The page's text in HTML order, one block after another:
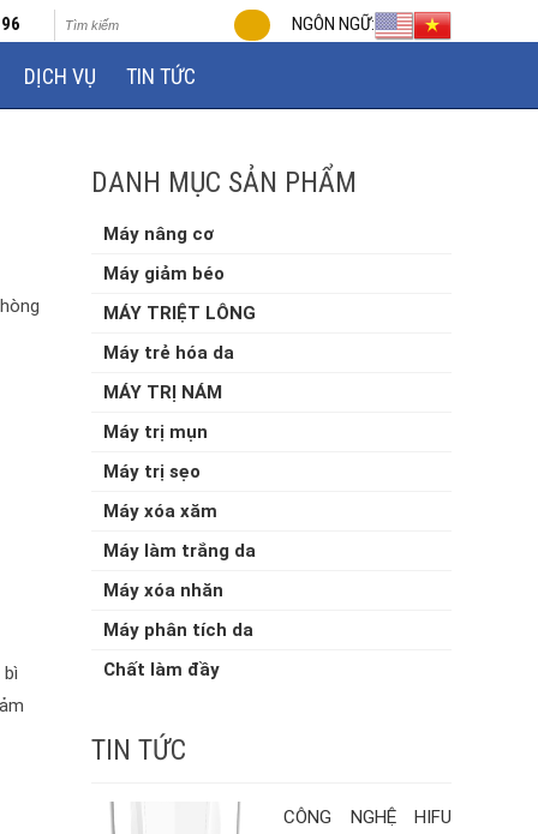
NGÔN NGỮ:
DỊCH VỤ TIN TỨC
DANH MỤC SẢN PHẨM
Máy nâng cơ
Máy giảm béo
MÁY TRIỆT LÔNG
Máy trẻ hóa da
MÁY TRỊ NÁM
Máy trị mụn
Máy trị sẹo
Máy xóa xăm
Máy làm trắng da
Máy xóa nhăn
Máy phân tích da
Chất làm đầy
TIN TỨC
CÔNG NGHỆ HIFU